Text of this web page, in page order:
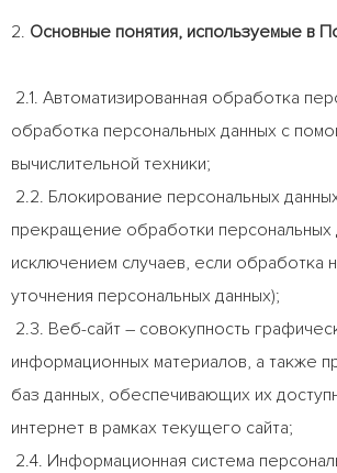
2. Основные понятия, используемые в
2.1. Автоматизированная обработка
обработка персональных данных с
вычислительной техники;
2.2. Блокирование персональных
прекращение обработки персональных
исключением случаев, если обработка
уточнения персональных данных);
2.3. Веб-сайт – совокупность
информационных материалов, а также
баз данных, обеспечивающих их
интернет в рамках текущего сайта;
2.4. Информационная система